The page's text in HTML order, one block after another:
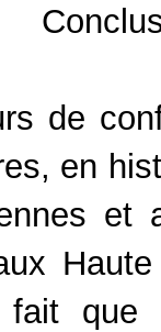
de
en
et
fait